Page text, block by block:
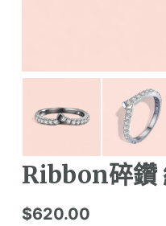
Ribbon碎鑽
$620.00